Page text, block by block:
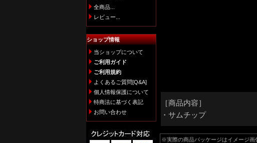
全商品...
レビュー...
ショップ情報
当ショップについて
ご利用ガイド
ご利用規約
よくあるご質問[Q&A]
個人情報保護について
特商法に基づく表記
お問い合わせ
［商品内容］
・サムチップ
※実際の商品パッケージはイメージ画